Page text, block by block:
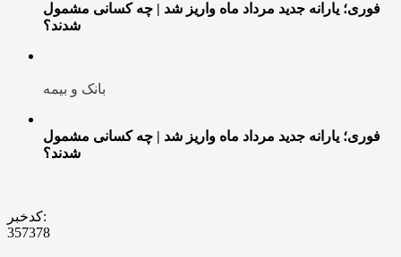
فوری؛ یارانه جدید مرداد ماه واریز شد | چه کسانی مشمول
شدند؟
بانک و بیمه
فوری؛ یارانه جدید مرداد ماه واریز شد | چه کسانی مشمول
شدند؟
کدخبر:
357378